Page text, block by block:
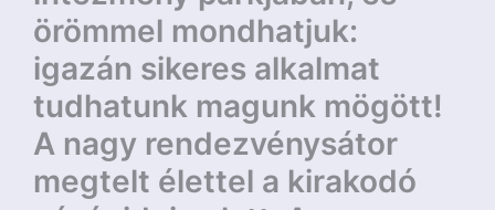
örömmel mondhatjuk:
igazán sikeres alkalmat
tudhatunk magunk mögött!
A nagy rendezvénysátor
megtelt élettel a kirakodó